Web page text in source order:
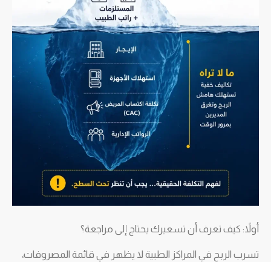
أولاً: كيف تعرف أن تسعيرك يحتاج إلى مراجعة؟
تسرب الربح في المراكز الطبية لا يظهر في قائمة المصروفات،